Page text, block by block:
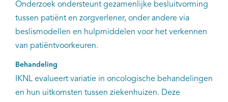
Onderzoek ondersteunt gezamenlijke besluitvorming
tussen patiënt en zorgverlener, onder andere via
beslismodellen en hulpmiddelen voor het verkennen
van patiëntvoorkeuren.
Behandeling
IKNL evalueert variatie in oncologische behandelingen
en hun uitkomsten tussen ziekenhuizen. Deze